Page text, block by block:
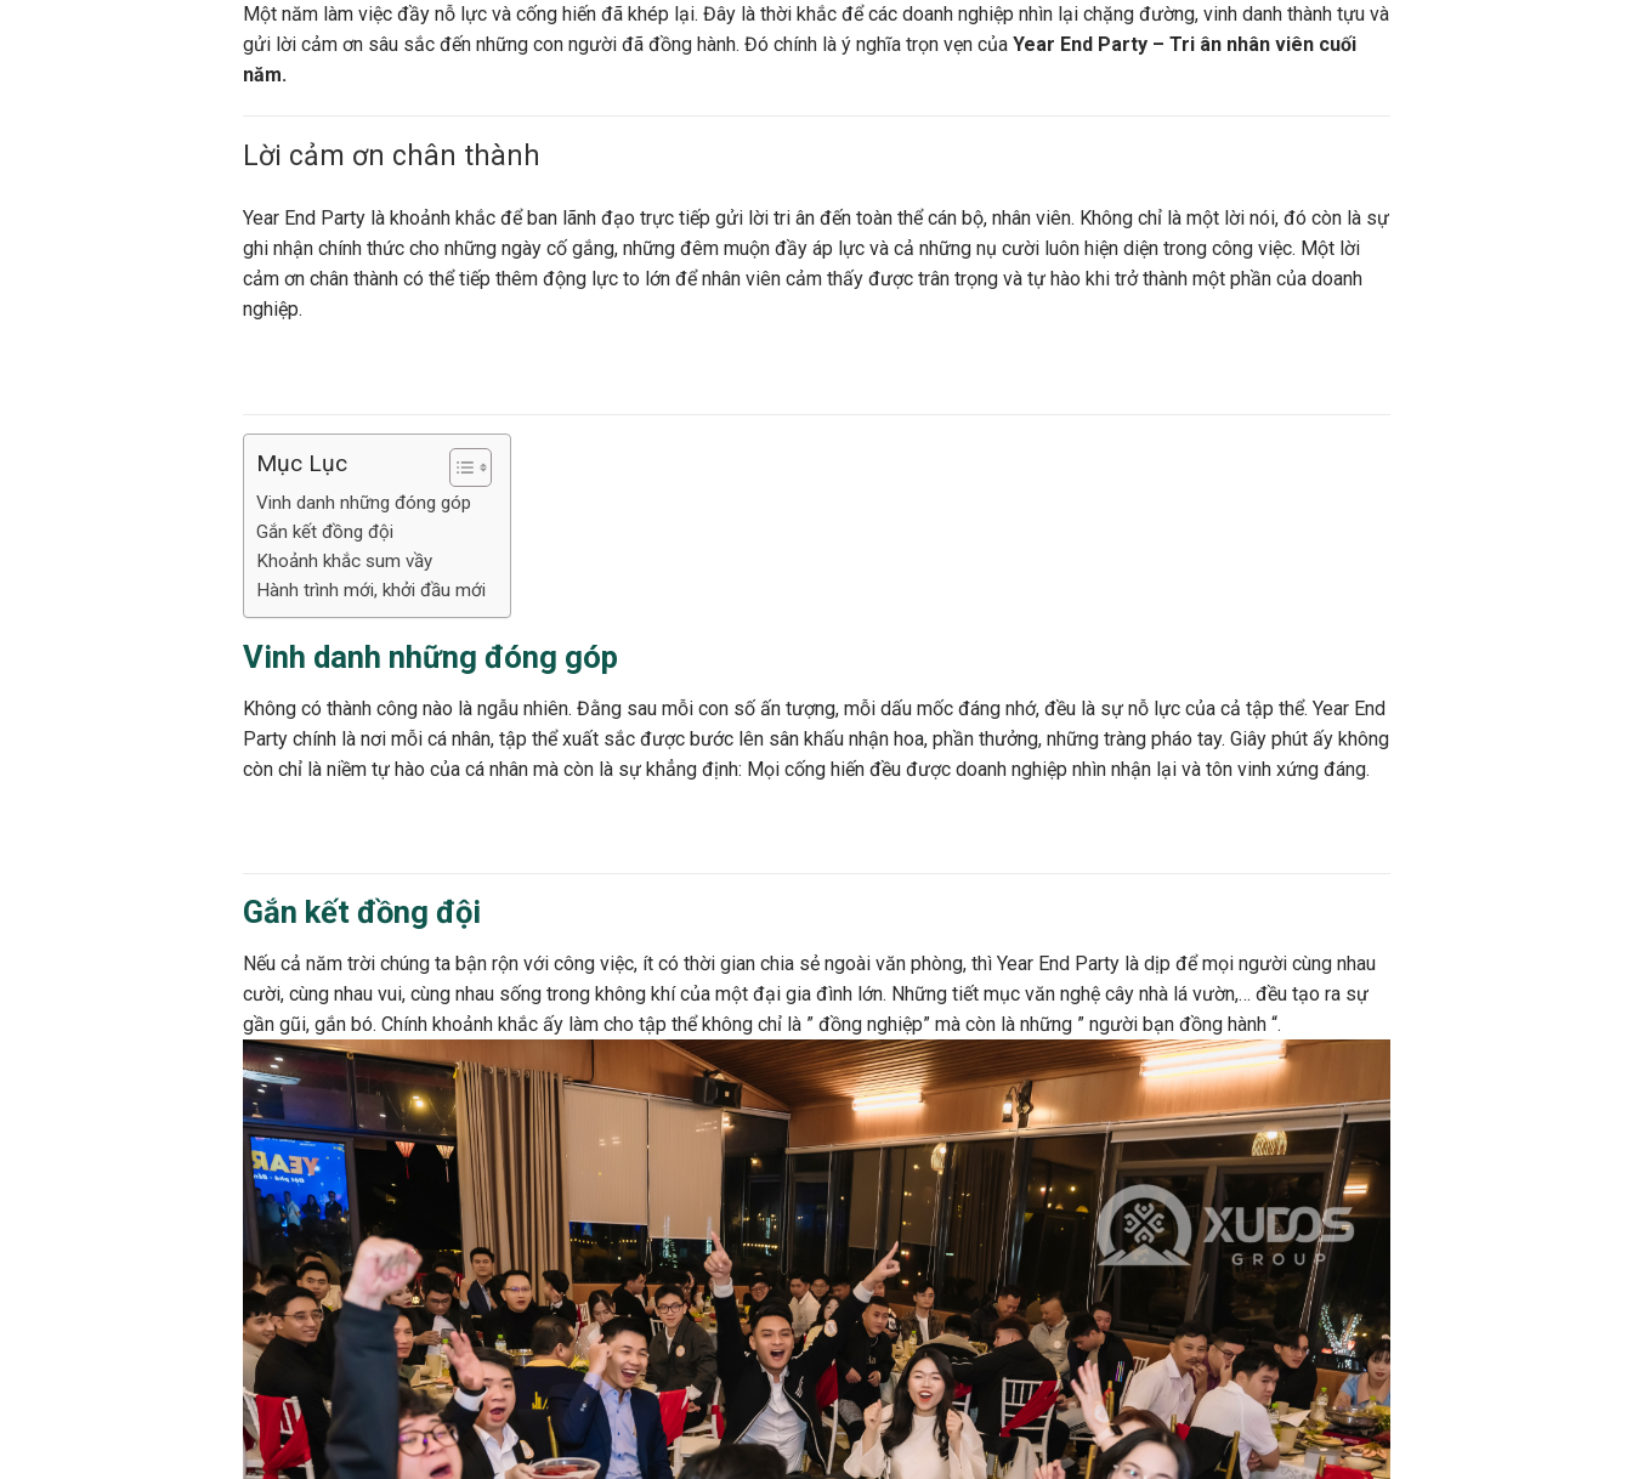
Một năm làm việc đầy nỗ lực và cống hiến đã khép lại. Đây là thời khắc để các doanh nghiệp nhìn lại chặng đường, vinh danh thành tựu và
gửi lời cảm ơn sâu sắc đến những con người đã đồng hành. Đó chính là ý nghĩa trọn vẹn của Year End Party – Tri ân nhân viên cuối
năm.
Lời cảm ơn chân thành
Year End Party là khoảnh khắc để ban lãnh đạo trực tiếp gửi lời tri ân đến toàn thể cán bộ, nhân viên. Không chỉ là một lời nói, đó còn là sự
ghi nhận chính thức cho những ngày cố gắng, những đêm muộn đầy áp lực và cả những nụ cười luôn hiện diện trong công việc. Một lời
cảm ơn chân thành có thể tiếp thêm động lực to lớn để nhân viên cảm thấy được trân trọng và tự hào khi trở thành một phần của doanh
nghiệp.
Mục Lục
Vinh danh những đóng góp
Gắn kết đồng đội
Khoảnh khắc sum vầy
Hành trình mới, khởi đầu mới
Vinh danh những đóng góp
Không có thành công nào là ngẫu nhiên. Đằng sau mỗi con số ấn tượng, mỗi dấu mốc đáng nhớ, đều là sự nỗ lực của cả tập thể. Year End
Party chính là nơi mỗi cá nhân, tập thể xuất sắc được bước lên sân khấu nhận hoa, phần thưởng, những tràng pháo tay. Giây phút ấy không
còn chỉ là niềm tự hào của cá nhân mà còn là sự khẳng định: Mọi cống hiến đều được doanh nghiệp nhìn nhận lại và tôn vinh xứng đáng.
Gắn kết đồng đội
Nếu cả năm trời chúng ta bận rộn với công việc, ít có thời gian chia sẻ ngoài văn phòng, thì Year End Party là dịp để mọi người cùng nhau
cười, cùng nhau vui, cùng nhau sống trong không khí của một đại gia đình lớn. Những tiết mục văn nghệ cây nhà lá vườn,… đều tạo ra sự
gần gũi, gắn bó. Chính khoảnh khắc ấy làm cho tập thể không chỉ là ” đồng nghiệp” mà còn là những ” người bạn đồng hành “.